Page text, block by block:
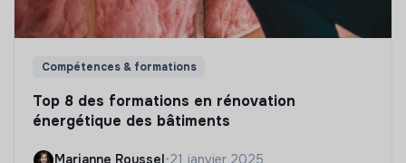
Compétences & formations
Top 8 des formations en rénovation
énergétique des bâtiments